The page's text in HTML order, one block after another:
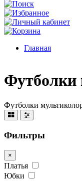
Главная
Футболки
Футболки
Фильтры
×
Платья
Юбки